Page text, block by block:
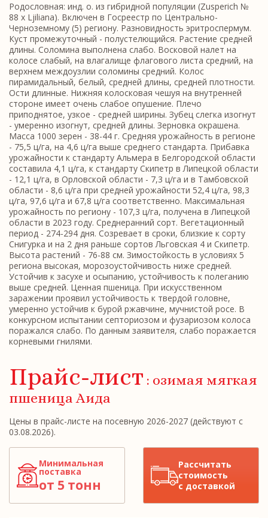
Родословная: инд. о. из гибридной популяции (Zusperich №
88 x Ljiliana). Включен в Госреестр по Центрально-
Черноземному (5) региону. Разновидность эритроспермум.
Куст промежуточный - полустелющийся. Растение средней
длины. Соломина выполнена слабо. Восковой налет на
колосе слабый, на влагалище флагового листа средний, на
верхнем междоузлии соломины средний. Колос
пирамидальный, белый, средней длины, средней плотности.
Ости длинные. Нижняя колосковая чешуя на внутренней
стороне имеет очень слабое опушение. Плечо
приподнятое, узкое - средней ширины. Зубец слегка изогнут
- умеренно изогнут, средней длины. Зерновка окрашена.
Масса 1000 зерен - 38-44 г. Средняя урожайность в регионе
- 75,5 ц/га, на 4,6 ц/га выше среднего стандарта. Прибавка
урожайности к стандарту Альмера в Белгородской области
составила 4,1 ц/га, к стандарту Скипетр в Липецкой области
- 12,1 ц/га, в Орловской области - 7,3 ц/га и в Тамбовской
области - 8,6 ц/га при средней урожайности 52,4 ц/га, 98,3
ц/га, 97,6 ц/га и 67,8 ц/га соответственно. Максимальная
урожайность по региону - 107,3 ц/га, получена в Липецкой
области в 2023 году. Среднеранний сорт. Вегетационный
период - 274-294 дня. Созревает в сроки, близкие к сорту
Снигурка и на 2 дня раньше сортов Льговская 4 и Скипетр.
Высота растений - 76-88 см. Зимостойкость в условиях 5
региона высокая, морозоустойчивость ниже средней.
Устойчив к засухе и осыпанию, устойчивость к полеганию
выше средней. Ценная пшеница. При искусственном
заражении проявил устойчивость к твердой головне,
умеренно устойчив к бурой ржавчине, мучнистой росе. В
конкурсном испытании септориозом и фузариозом колоса
поражался слабо. По данным заявителя, слабо поражается
корневыми гнилями.
Прайс-лист : озимая мягкая
пшеница Аида
Цены в прайс-листе на посевную 2026-2027 (действуют с
03.08.2026).
Минимальная
поставка
от 5 тонн
Рассчитать
стоимость
с доставкой